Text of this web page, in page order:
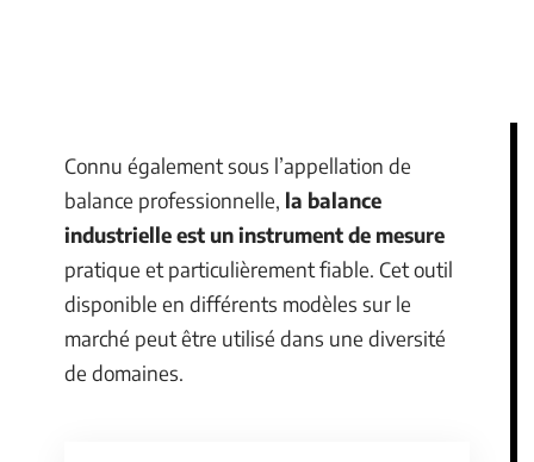
Connu également sous l’appellation de
balance professionnelle, la balance
industrielle est un instrument de mesure
pratique et particulièrement fiable. Cet outil
disponible en différents modèles sur le
marché peut être utilisé dans une diversité
de domaines.